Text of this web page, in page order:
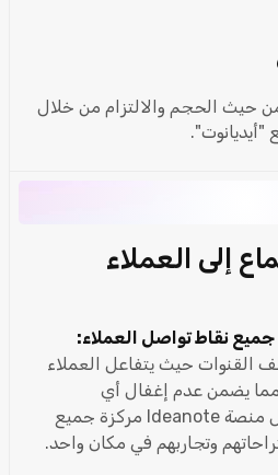
الحجم والالتزام من خلال
"أيديانوت".
إلى العملاء
نقاط تواصل العملاء:
القنوات حيث يتفاعل العملاء
مما يضمن عدم إغفال أي
ملاحظات قيمة. تسهل منصة Ideanote مركزة جميع
وتجاربهم في مكان واحد.